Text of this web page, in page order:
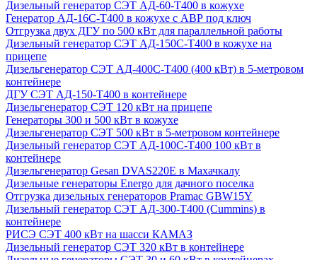
Дизельный генератор СЭТ АД-60-Т400 в кожухе
Генератор АД-16С-Т400 в кожухе с АВР под ключ
Отгрузка двух ДГУ по 500 кВт для параллельной работы
Дизельный генератор СЭТ АД-150С-Т400 в кожухе на
прицепе
Дизельгенератор СЭТ АД-400С-Т400 (400 кВт) в 5-метровом
контейнере
ДГУ СЭТ АД-150-Т400 в контейнере
Дизельгенератор СЭТ 120 кВт на прицепе
Генераторы 300 и 500 кВт в кожухе
Дизельгенератор СЭТ 500 кВт в 5-метровом контейнере
Дизельный генератор СЭТ АД-100С-Т400 100 кВт в
контейнере
Дизельгенератор Gesan DVAS220E в Махачкалу
Дизельные генераторы Energo для дачного поселка
Отгрузка дизельных генераторов Pramac GВW15Y
Дизельный генератор СЭТ АД-300-Т400 (Cummins) в
контейнере
РИСЭ СЭТ 400 кВт на шасси КАМАЗ
Дизельный генератор СЭТ 320 кВт в контейнере